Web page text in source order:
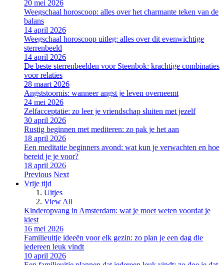
20 mei 2026
Weegschaal horoscoop: alles over het charmante teken van de
balans
14 april 2026
Weegschaal horoscoop uitleg: alles over dit evenwichtige
sterrenbeeld
14 april 2026
De beste sterrenbeelden voor Steenbok: krachtige combinaties
voor relaties
28 maart 2026
Angststoornis: wanneer angst je leven overneemt
24 mei 2026
Zelfacceptatie: zo leer je vriendschap sluiten met jezelf
30 april 2026
Rustig beginnen met mediteren: zo pak je het aan
18 april 2026
Een meditatie beginners avond: wat kun je verwachten en hoe
bereid je je voor?
18 april 2026
Previous Next
Vrije tijd
Uitjes
View All
Kinderopvang in Amsterdam: wat je moet weten voordat je
kiest
16 mei 2026
Familieuitje ideeën voor elk gezin: zo plan je een dag die
iedereen leuk vindt
10 april 2026